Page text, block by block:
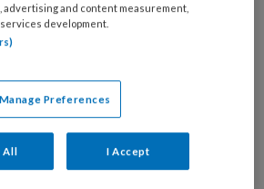
dit artikel lezen?
een account aan en lees 2
gratis per maand
of abonnement?
and content measurement,
development.
Manage Preferences
All I Accept